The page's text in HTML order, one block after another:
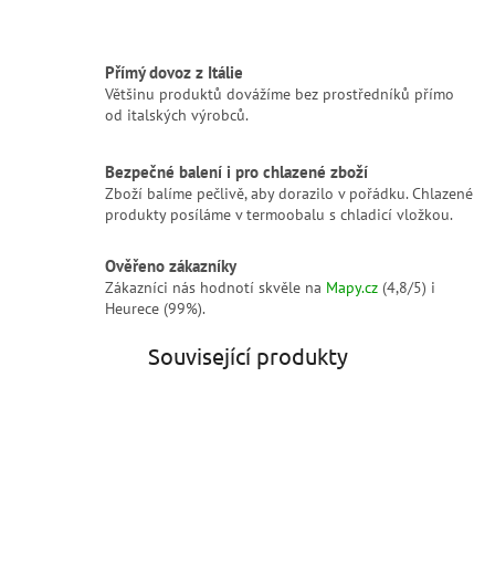
Přímý dovoz z Itálie
Většinu produktů dovážíme bez prostředníků přímo
od italských výrobců.
Bezpečné balení i pro chlazené zboží
Zboží balíme pečlivě, aby dorazilo v pořádku. Chlazené
produkty posíláme v termoobalu s chladicí vložkou.
Ověřeno zákazníky
Zákazníci nás hodnotí skvěle na Mapy.cz (4,8/5) i
Heurece (99%).
Související produkty